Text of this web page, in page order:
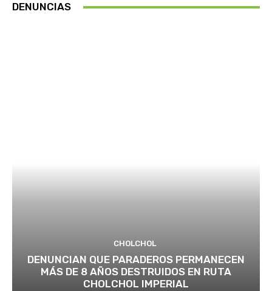
DENUNCIAS
CHOLCHOL
DENUNCIAN QUE PARADEROS PERMANECEN
MÁS DE 8 AÑOS DESTRUIDOS EN RUTA
CHOLCHOL IMPERIAL